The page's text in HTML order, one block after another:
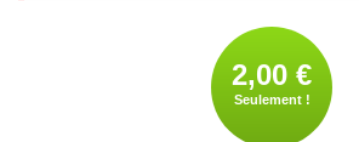
2,00 €
Seulement !